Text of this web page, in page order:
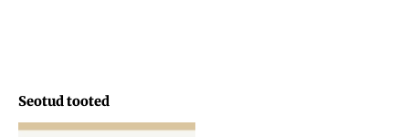
Seotud tooted
Hinnavahemik: